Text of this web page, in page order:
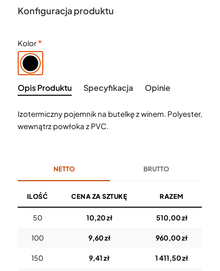
Konfiguracja produktu
Kolor
Opis Produktu Specyfikacja Opinie
Izotermiczny pojemnik na butelkę z winem. Polyester,
wewnątrz powłoka z PVC.
NETTO BRUTTO
ILOŚĆ CENA ZA SZTUKĘ RAZEM
50 10,20 zł 510,00 zł
100 9,60 zł 960,00 zł
150 9,41 zł 1 411,50 zł